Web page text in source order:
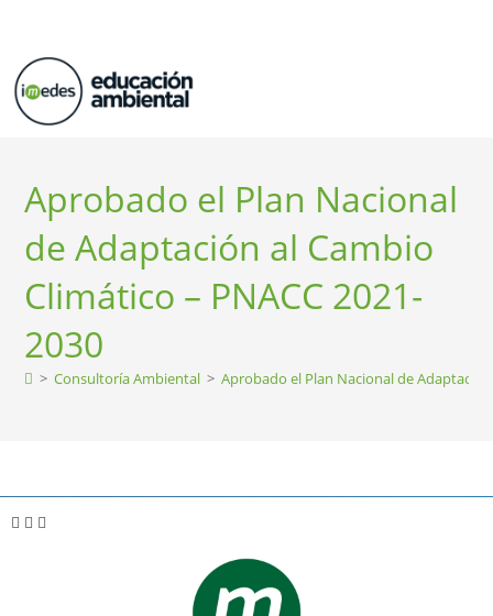
Aprobado el Plan Nacional
de Adaptación al Cambio
Climático – PNACC 2021-
2030
> Consultoría Ambiental > Aprobado el Plan Nacional de